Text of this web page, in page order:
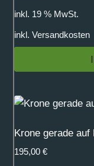
inkl. 19 % MwSt.
inkl. Versandkosten
Krone gerade
195,00 €